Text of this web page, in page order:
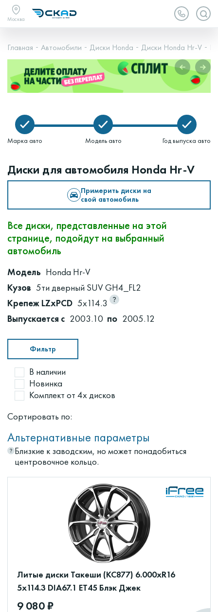
Москва
Главная Автомобили Диски Honda Диски Honda Hr-V
Марка авто Модель авто Год выпуска авто
Диски для автомобиля Honda Hr-V
Примерить диски на
свой автомобиль
Все диски, представленные на этой
странице, подойдут на выбранный
автомобиль
Модель Honda Hr-V
Кузов 5ти дверный SUV GH4_FL2
Крепеж LZxPCD 5x114.3
Выпускается с 2003.10 по 2005.12
В наличии
Новинка
Комплект от 4х дисков
Сортировать по:
Фильтр
Альтернативные параметры
Близкие к заводским, но может понадобиться
центровочное кольцо.
Литые диски Такеши (КС877) 6.000xR16
5x114.3 DIA67.1 ET45 Блэк Джек
9 080 ₽